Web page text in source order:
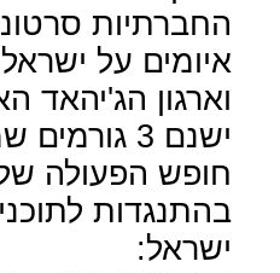
החברתיות
איומים על
וארגון הג'יהאד
ישנם 3
חופש הפעולה
בהתנגדות
ישראל: